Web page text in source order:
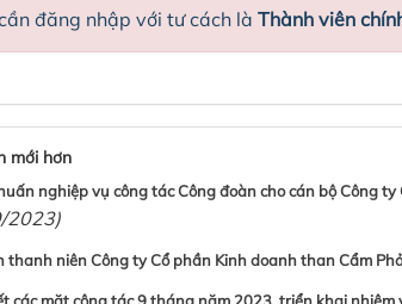
đăng nhập với tư cách là Thành viên
mới hơn
nghiệp vụ công tác Công đoàn cho cán bộ Công
2023)
thanh niên Công ty Cổ phần Kinh doanh than Cẩm